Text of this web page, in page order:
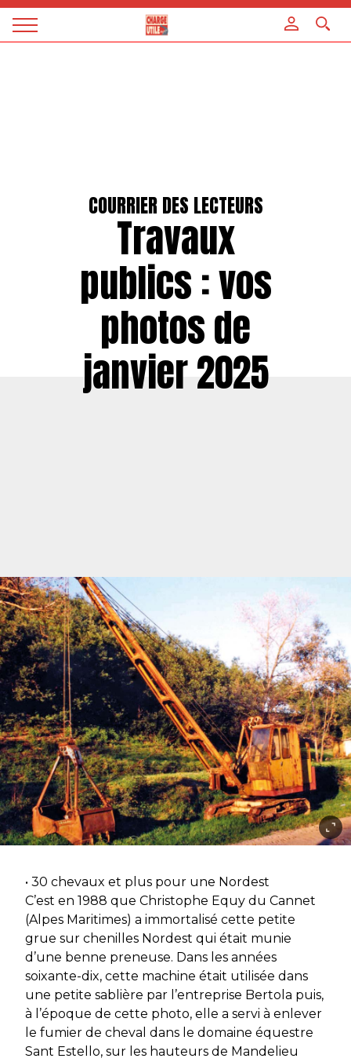
Magazine
COURRIER DES LECTEURS
Travaux
publics : vos
photos de
janvier 2025
• 30 chevaux et plus pour une Nordest
C’est en 1988 que Christophe Equy du Cannet
(Alpes Maritimes) a immortalisé cette petite
grue sur chenilles Nordest qui était munie
d’une benne preneuse. Dans les années
soixante-dix, cette machine était utilisée dans
une petite sablière par l’entreprise Bertola puis,
à l’époque de cette photo, elle a servi à enlever
le fumier de cheval dans le domaine équestre
Sant Estello, sur les hauteurs de Mandelieu
Panneau de gestion des cookies